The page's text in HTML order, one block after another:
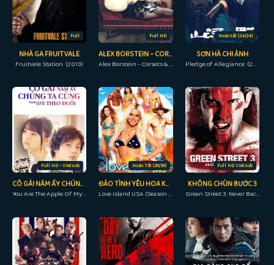
Full
NHÀ GA FRUITVALE
Fruitvale Station (2013)
Full HD
ALEX BORSTEIN – CORSETS & CLOWN SUITS
Alex Borstein - Corsets & Clown Suits (2023)
Hoàn tất (24/24)
SƠN HÀ CHI ẢNH
Pledge of Allegiance (2023)
Full HD - Vietsub
CÔ GÁI NĂM ẤY CHÚNG TA CÙNG THEO ĐUỔI
You Are The Apple Of My Eye (2018)
Hoàn Tất (36/36)
ĐẢO TÌNH YÊU HOA KỲ (PHẦN 4)
Love Island USA (Season 4) (2022)
Full HD Vietsub
KHÔNG CHÙN BƯỚC 3
Green Street 3: Never Back Down (2013)